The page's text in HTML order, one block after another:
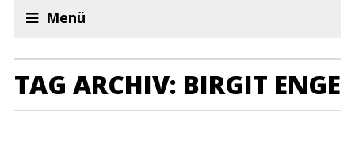
Menü
TAG ARCHIV: BIRGIT ENGE